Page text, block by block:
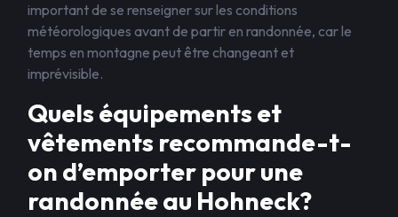
important de se renseigner sur les conditions
météorologiques avant de partir en randonnée, car le
temps en montagne peut être changeant et
imprévisible.
Quels équipements et
vêtements recommande-t-
on d’emporter pour une
randonnée au Hohneck?